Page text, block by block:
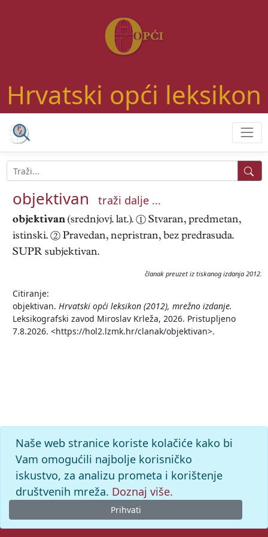
Hrvatski opći leksikon
objektivan traži dalje ...
objektivan (srednjovj. lat.). ① Stvaran, predmetan,
istinski. ② Pravedan, nepristran, bez predrasuda.
SUPR subjektivan.
članak preuzet iz tiskanog izdanja 2012.
Citiranje:
objektivan. Hrvatski opći leksikon (2012), mrežno izdanje.
Leksikografski zavod Miroslav Krleža, 2026. Pristupljeno
7.8.2026. <https://hol2.lzmk.hr/clanak/objektivan>.
Naše web stranice koriste kolačiće kako bi
Vam omogućili najbolje korisničko
iskustvo, za analizu prometa i korištenje
društvenih mreža. Doznaj više.
Prihvati
© 2026. -Leksikografski zavodMiroslav Krleža